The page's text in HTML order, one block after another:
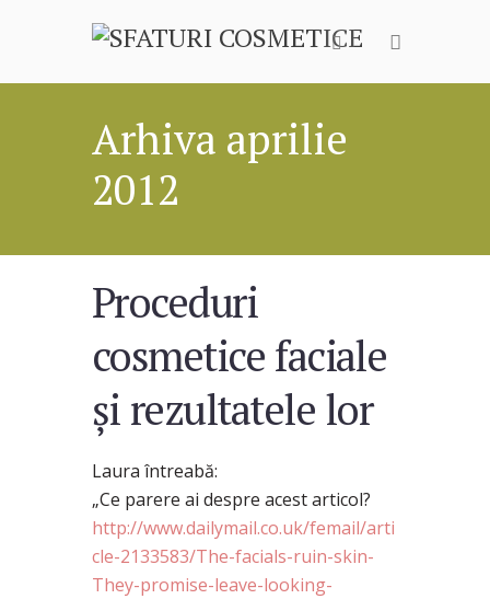
Arhiva aprilie
2012
Proceduri
cosmetice faciale
și rezultatele lor
Laura întreabă:
„Ce parere ai despre acest articol?
http://www.dailymail.co.uk/femail/arti
cle-2133583/The-facials-ruin-skin-
They-promise-leave-looking-